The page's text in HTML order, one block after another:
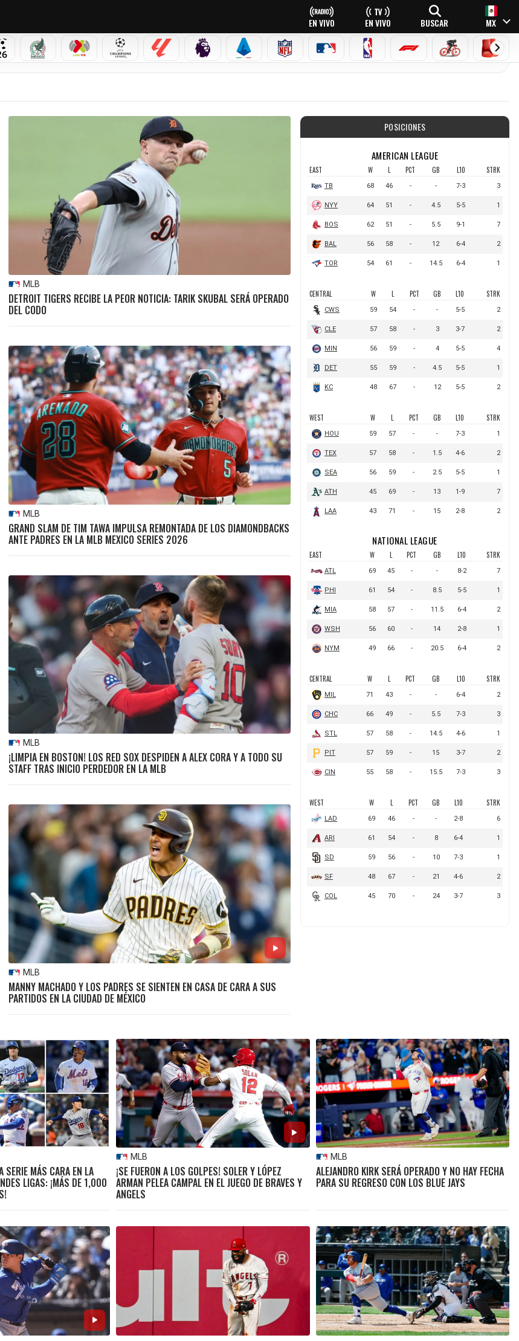
EN VIVO EN VIVO BUSCAR MX
2026
SELECCIÓN MEXICANA
LIGA MX CHAMPIONS LEAGUE
LALIGA PREMIER LEAGUE
SERIE A NFL MLB NBA FÓRMULA 1CICLISMOBOXEO
MLB
DETROIT TIGERS RECIBE LA PEOR NOTICIA: TARIK SKUBAL SERÁ OPERADO
DEL CODO
MLB
GRAND SLAM DE TIM TAWA IMPULSA REMONTADA DE LOS DIAMONDBACKS
ANTE PADRES EN LA MLB MEXICO SERIES 2026
MLB
¡LIMPIA EN BOSTON! LOS RED SOX DESPIDEN A ALEX CORA Y A TODO SU
STAFF TRAS INICIO PERDEDOR EN LA MLB
MLB
MANNY MACHADO Y LOS PADRES SE SIENTEN EN CASA DE CARA A SUS
PARTIDOS EN LA CIUDAD DE MÉXICO
SERIE MÁS CARA EN LA
LIGAS: ¡MÁS DE 1,000
MLB
¡SE FUERON A LOS GOLPES! SOLER Y LÓPEZ
ARMAN PELEA CAMPAL EN EL JUEGO DE BRAVES Y
ANGELS
MLB
ALEJANDRO KIRK SERÁ OPERADO Y NO HAY FECHA
PARA SU REGRESO CON LOS BLUE JAYS